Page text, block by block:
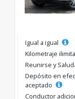
Igual a igual
Kilometraje
Reunirse y
Depósito en
aceptado
Conductor